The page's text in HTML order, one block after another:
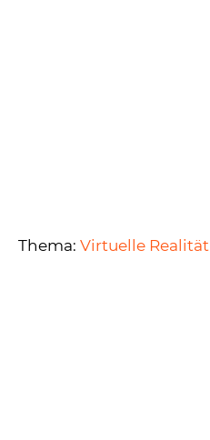
Thema: Virtuelle Realität